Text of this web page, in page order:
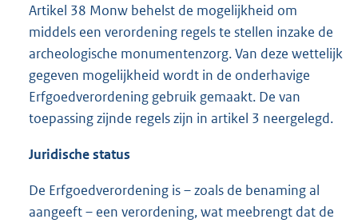
Artikel 38 Monw behelst de mogelijkheid om
middels een verordening regels te stellen inzake de
archeologische monumentenzorg. Van deze wettelijk
gegeven mogelijkheid wordt in de onderhavige
Erfgoedverordening gebruik gemaakt. De van
toepassing zijnde regels zijn in artikel 3 neergelegd.
Juridische status
De Erfgoedverordening is – zoals de benaming al
aangeeft – een verordening, wat meebrengt dat de